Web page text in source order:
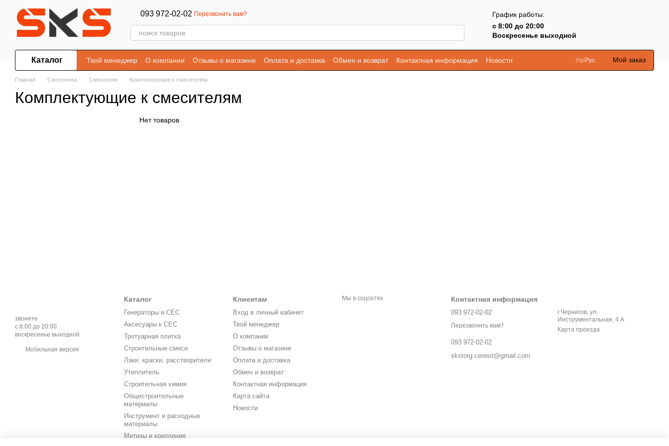
Перейти к основному контенту
093 972-02-02 Перезвонить вам?
График работы:
с 8:00 до 20:00
Воскресенье выходной
Каталог Твой менеджер О компании Отзывы о магазине Оплата и доставка Обмен и возврат Контактная информация Новости Укр Рус Мой заказ
Главная Сантехника Смесители Комплектующие к смесителям
Комплектующие к смесителям
Нет товаров
звоните
с 8:00 до 20:00
воскресенье выходной
Мобильная версия
Каталог
Генераторы и СЕС
Аксесуары к СЕС
Тротуарная плитка
Строительные смеси
Лаки, краски, расстворители
Утеплитель
Строительная химия
Общестроительные
материалы
Инструмент и расходные
материалы
Метизы и крепления
Клиентам
Вход в личный кабинет
Твой менеджер
О компании
Отзывы о магазине
Оплата и доставка
Обмен и возврат
Контактная информация
Карта сайта
Новости
Мы в соцсетях Контактная информация
093 972-02-02
Перезвонить вам?
093 972-02-02
skstorg.ceresit@gmail.com
г.Чернигов, ул.
Инструментальная, 4 А
Карта проезда